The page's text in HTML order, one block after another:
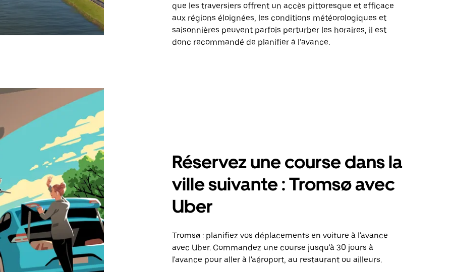
que les traversiers offrent un accès pittoresque et efficace
aux régions éloignées, les conditions météorologiques et
saisonnières peuvent parfois perturber les horaires, il est
donc recommandé de planifier à l’avance.
Réservez une course dans la
ville suivante : Tromsø avec
Uber
Tromsø : planifiez vos déplacements en voiture à l'avance
avec Uber. Commandez une course jusqu'à 30 jours à
l'avance pour aller à l'aéroport, au restaurant ou ailleurs.